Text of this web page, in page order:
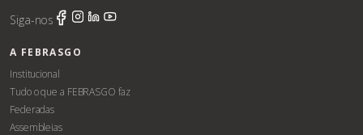
Siga-nos
A FEBRASGO
Institucional
Tudo o que a FEBRASGO faz
Federadas
Assembleias